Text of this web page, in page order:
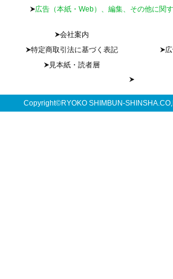
広告（本紙・Web）、編集、その他に関
会社案内
特定商取引法に基づく表記
見本紙・読者層
Copyright©RYOKO SHIMBUN-